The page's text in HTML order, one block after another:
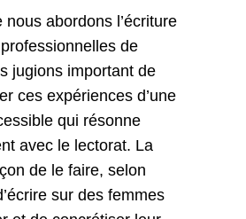
nous abordons l’écriture
de
jugions important de
ces expériences d’une
qui résonne
avec le lectorat. La
de le faire, selon
sur des femmes